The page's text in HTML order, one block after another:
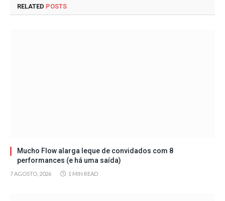
RELATED POSTS
Mucho Flow alarga leque de convidados com 8
performances (e há uma saída)
7 AGOSTO, 2026 1 MIN READ